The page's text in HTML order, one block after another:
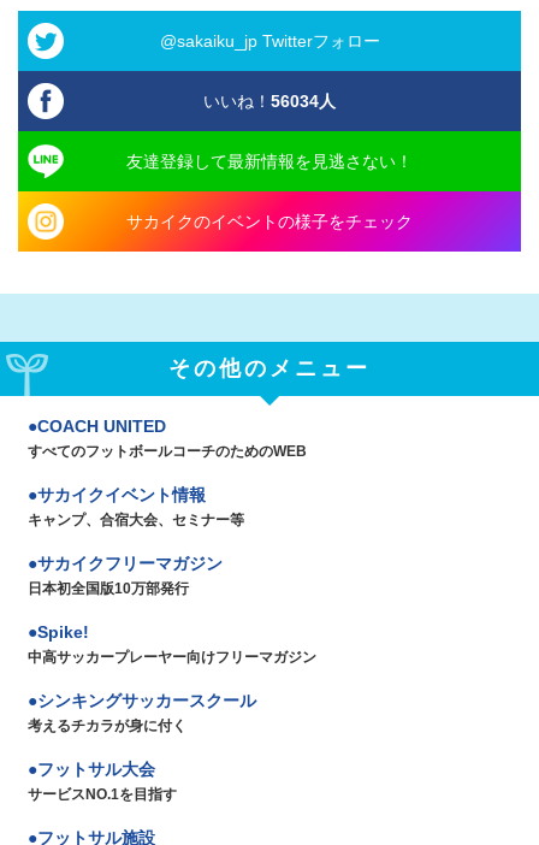
@sakaiku_jp Twitterフォロー
いいね！ 56034人
友達登録して最新情報を見逃さない！
サカイクのイベントの様子をチェック
その他のメニュー
COACH UNITED
すべてのフットボールコーチのためのWEB
サカイクイベント情報
キャンプ、合宿大会、セミナー等
サカイクフリーマガジン
日本初全国版10万部発行
Spike!
中高サッカープレーヤー向けフリーマガジン
シンキングサッカースクール
考えるチカラが身に付く
フットサル大会
サービスNO.1を目指す
フットサル施設